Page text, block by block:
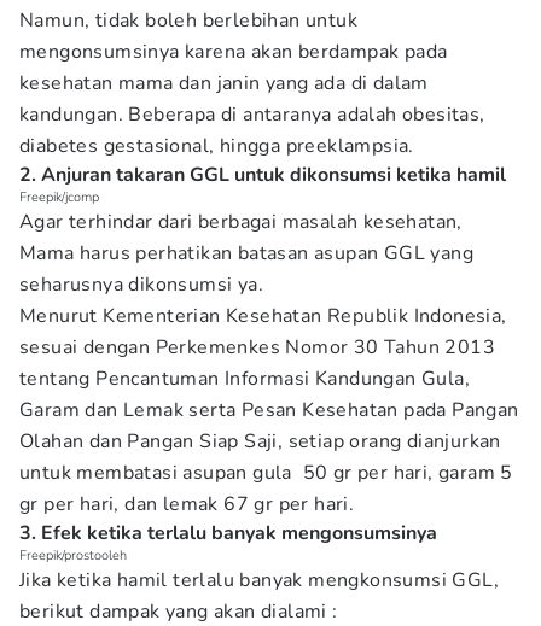
Namun, tidak boleh berlebihan untuk
mengonsumsinya karena akan berdampak pada
kesehatan mama dan janin yang ada di dalam
kandungan. Beberapa di antaranya adalah obesitas,
diabetes gestasional, hingga preeklampsia.
2. Anjuran takaran GGL untuk dikonsumsi ketika hamil
Freepik/jcomp
Agar terhindar dari berbagai masalah kesehatan,
Mama harus perhatikan batasan asupan GGL yang
seharusnya dikonsumsi ya.
Menurut Kementerian Kesehatan Republik Indonesia,
sesuai dengan Perkemenkes Nomor 30 Tahun 2013
tentang Pencantuman Informasi Kandungan Gula,
Garam dan Lemak serta Pesan Kesehatan pada Pangan
Olahan dan Pangan Siap Saji, setiap orang dianjurkan
untuk membatasi asupan gula 50 gr per hari, garam 5
gr per hari, dan lemak 67 gr per hari.
3. Efek ketika terlalu banyak mengonsumsinya
Freepik/prostooleh
Jika ketika hamil terlalu banyak mengkonsumsi GGL,
berikut dampak yang akan dialami :